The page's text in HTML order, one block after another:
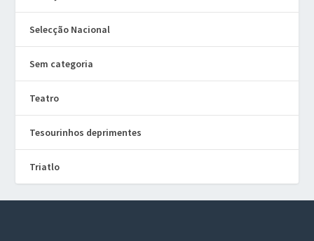
Selecção Nacional
Sem categoria
Teatro
Tesourinhos deprimentes
Triatlo